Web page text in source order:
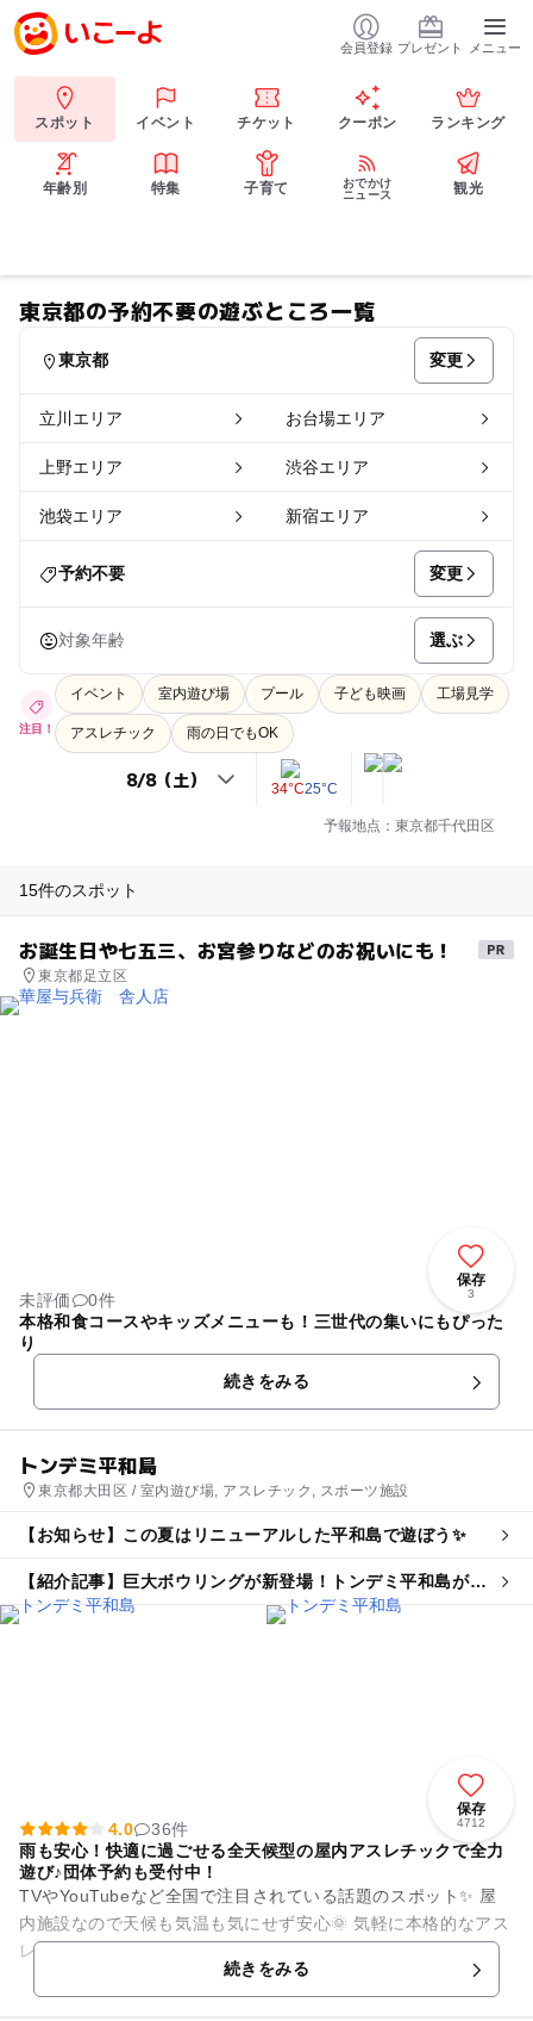
会員登録 プレゼント メニュー
スポット イベント チケット クーポン ランキング
年齢別 特集 子育て
おでかけ
ニュース
観光
東京都の予約不要の遊ぶところ一覧
東京都 変更
立川エリア お台場エリア
上野エリア 渋谷エリア
池袋エリア 新宿エリア
予約不要 変更
対象年齢 選ぶ
注目！
イベント 室内遊び場 プール 子ども映画 工場見学
アスレチック 雨の日でもOK
34°C25°C
予報地点：東京都千代田区
15件のスポット
お誕生日や七五三、お宮参りなどのお祝いにも！
東京都足立区
保存
3
未評価
0件
本格和食コースやキッズメニューも！三世代の集いにもぴった
り
続きをみる
トンデミ平和島
東京都大田区 / 室内遊び場, アスレチック, スポーツ施設
【お知らせ】この夏はリニューアルした平和島で遊ぼう✨
【紹介記事】巨大ボウリングが新登場！トンデミ平和島が大
幅リニューアル 4人以上でグループ割も
保存
4712
4.0
36件
雨も安心！快適に過ごせる全天候型の屋内アスレチックで全力
遊び♪団体予約も受付中！
TVやYouTubeなど全国で注目されている話題のスポット✨ 屋
内施設なので天候も気温も気にせず安心🌞 気軽に本格的なアス
レチック体験が楽しめます♪ ご家族でもグループでも盛り上が
続きをみる